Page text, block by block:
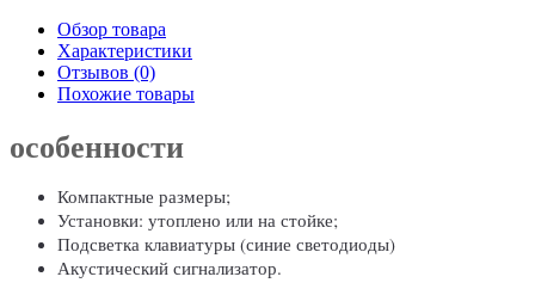
Обзор товара
Характеристики
Отзывов (0)
Похожие товары
особенности
Компактные размеры;
Установки: утоплено или на стойке;
Подсветка клавиатуры (синие светодиоды)
Акустический сигнализатор.